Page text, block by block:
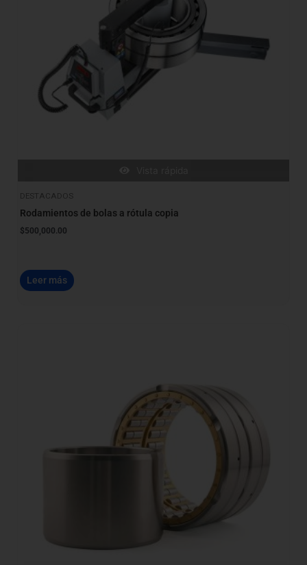
DESTACADOS
Rodamientos de bolas a rótula copia
$500,000.00
Leer más